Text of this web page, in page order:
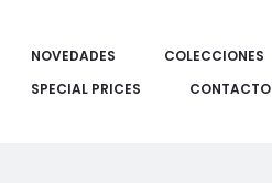
NOVEDADES COLECCIONES
SPECIAL PRICES
CONTACTO